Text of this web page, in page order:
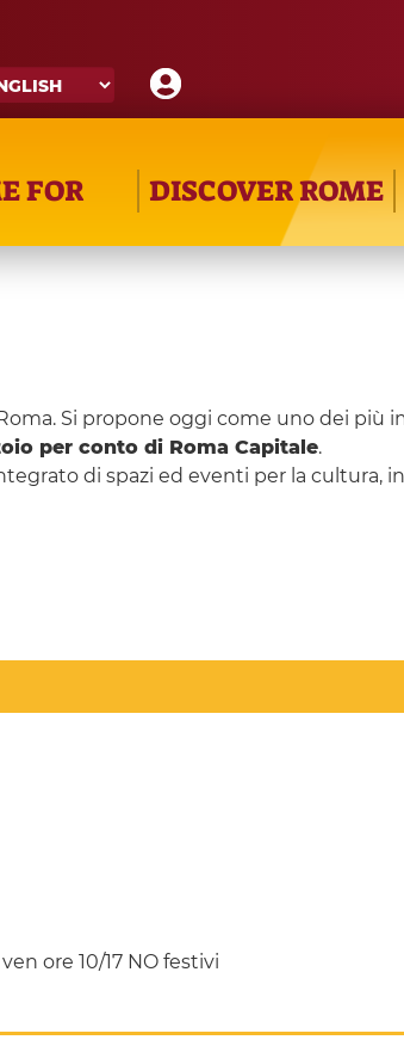
FOR DISCOVER ROME
Si propone oggi come uno dei più
per conto di Roma Capitale.
di spazi ed eventi per la cultura,
ore 10/17 NO festivi